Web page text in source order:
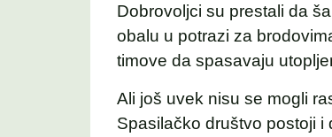
Dobrovoljci su prestali da
obalu u potrazi za
timove da spasavaju
Ali još uvek nisu se mogli
Spasilačko društvo postoji